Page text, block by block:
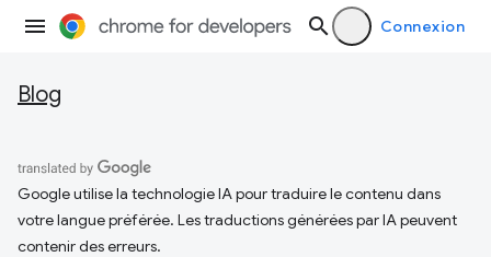
Connexion
Blog
Google utilise la technologie IA pour traduire le contenu dans
votre langue préférée. Les traductions générées par IA peuvent
contenir des erreurs.